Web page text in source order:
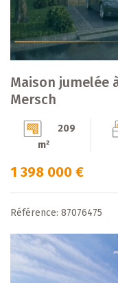
Maison jumelée
Mersch
209
m²
1 398 000 €
Référence: 87076475